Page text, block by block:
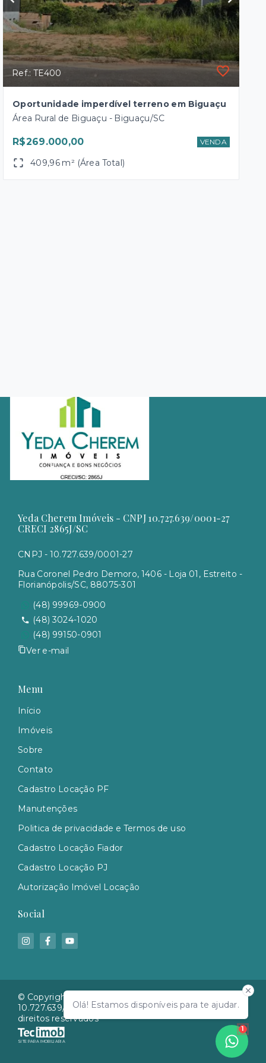
Ref.: TE400
Oportunidade imperdível terreno em Biguaçu
Área Rural de Biguaçu - Biguaçu/SC
R$269.000,00 VENDA
409,96 m² (Área Total)
Olá! Estamos disponíveis para te ajudar.
1
Yeda Cherem Imóveis - CNPJ 10.727.639/0001-27
CRECI 2865J/SC
CNPJ - 10.727.639/0001-27
Rua Coronel Pedro Demoro, 1406 - Loja 01, Estreito -
Florianópolis/SC, 88075-301
(48) 99969-0900
(48) 3024-1020
(48) 99150-0901
Ver e-mail
Menu
Início
Imóveis
Sobre
Contato
Cadastro Locação PF
Manutenções
Politica de privacidade e Termos de uso
Cadastro Locação Fiador
Cadastro Locação PJ
Autorização Imóvel Locação
Social
© Copyright 2026 - Yeda Cherem Imóveis - CNPJ
10.727.639/0001-27 CRECI 2865J/SC - Todos os
direitos reservados
SITE PARA IMOBILIARIA